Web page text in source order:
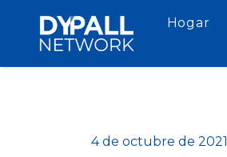
Hogar
4 de octubre de 2021